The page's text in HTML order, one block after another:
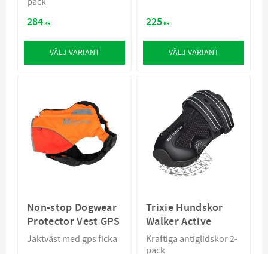
284KR
VÄLJ VARIANT
225KR
VÄLJ VARIANT
Non-stop Dogwear
Protector Vest GPS
Jaktväst med gps ficka
Trixie Hundskor
Walker Active
Kraftiga antiglidskor 2-
pack